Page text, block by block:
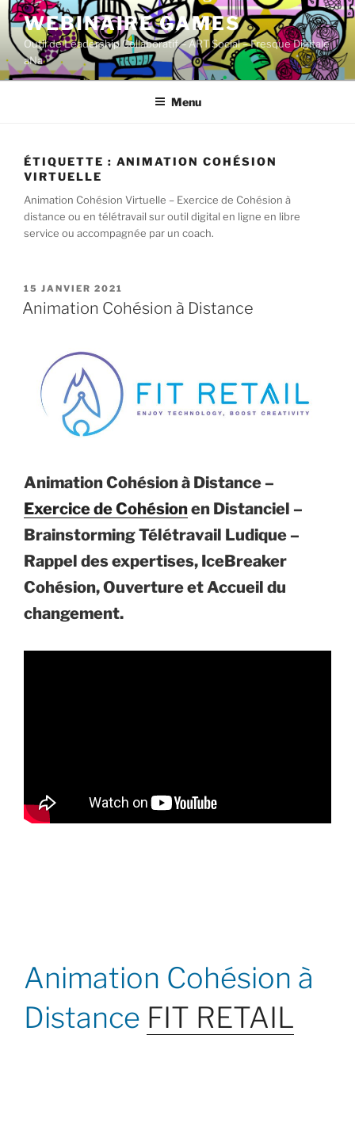
Aller
au
contenu
principal
WEBINAIRE GAMES
Outil de Leadership Collaboratif – ART Social – Fresque Digitale
aNa
Menu
ÉTIQUETTE : ANIMATION COHÉSION
VIRTUELLE
Animation Cohésion Virtuelle – Exercice de Cohésion à
distance ou en télétravail sur outil digital en ligne en libre
service ou accompagnée par un coach.
PUBLIÉ
LE
15 JANVIER 2021
Animation Cohésion à Distance
Animation Cohésion à Distance –
Exercice de Cohésionen Distanciel –
Brainstorming Télétravail Ludique –
Rappel des expertises, IceBreaker
Cohésion, Ouverture et Accueil du
changement.
Animation Cohésion à
Distance FIT RETAIL